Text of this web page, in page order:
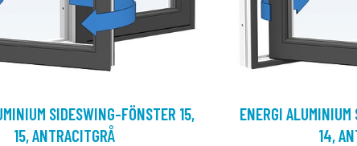
SIDESWING-FÖNSTER 15,
15, ANTRACITGRÅ
ENERGI
14,